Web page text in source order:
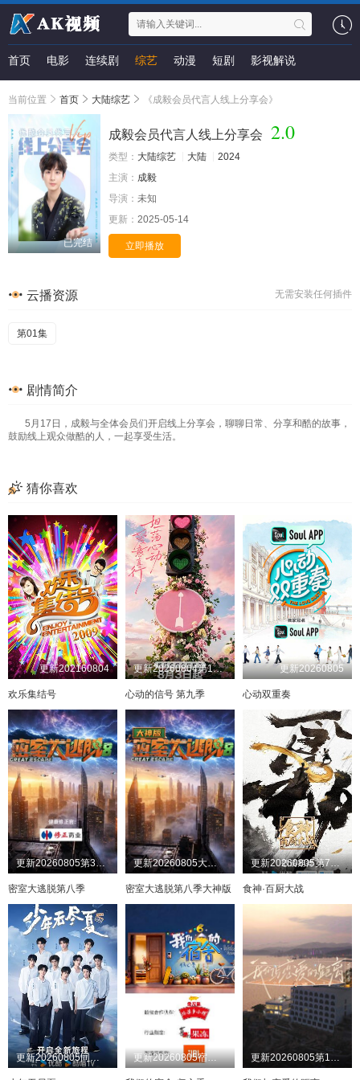
首页 电影 连续剧 综艺 动漫 短剧 影视解说
当前位置 首页 大陆综艺 《成毅会员代言人线上分享会》
已完结
成毅会员代言人线上分享会 2.0
类型： 大陆综艺 大陆
2024
主演： 成毅
导演： 未知
更新： 2025-05-14
立即播放
无需安装任何插件
云播资源
第01集
剧情简介
5月17日，成毅与全体会员们开启线上分享会，聊聊日常、分享和酷的故事，
鼓励线上观众做酷的人，一起享受生活。
猜你喜欢
更新202160804
欢乐集结号
更新20260804第1期下
心动的信号 第九季
更新20260805
心动双重奏
更新20260805第3期：公馆离情Ⅰ上
密室大逃脱第八季
更新20260805大神版第3期：密神团飙戏圆谎二
密室大逃脱第八季大神版
更新20260805第7期上
食神·百厨大战
更新20260805同学录 更新20260805宿舍不熄灯第11期 更新20260805第10期